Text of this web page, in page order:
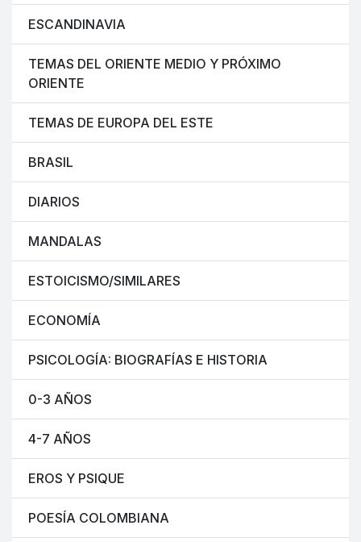
ESCANDINAVIA
TEMAS DEL ORIENTE MEDIO Y PRÓXIMO
ORIENTE
TEMAS DE EUROPA DEL ESTE
BRASIL
DIARIOS
MANDALAS
ESTOICISMO/SIMILARES
ECONOMÍA
PSICOLOGÍA: BIOGRAFÍAS E HISTORIA
0-3 AÑOS
4-7 AÑOS
EROS Y PSIQUE
POESÍA COLOMBIANA